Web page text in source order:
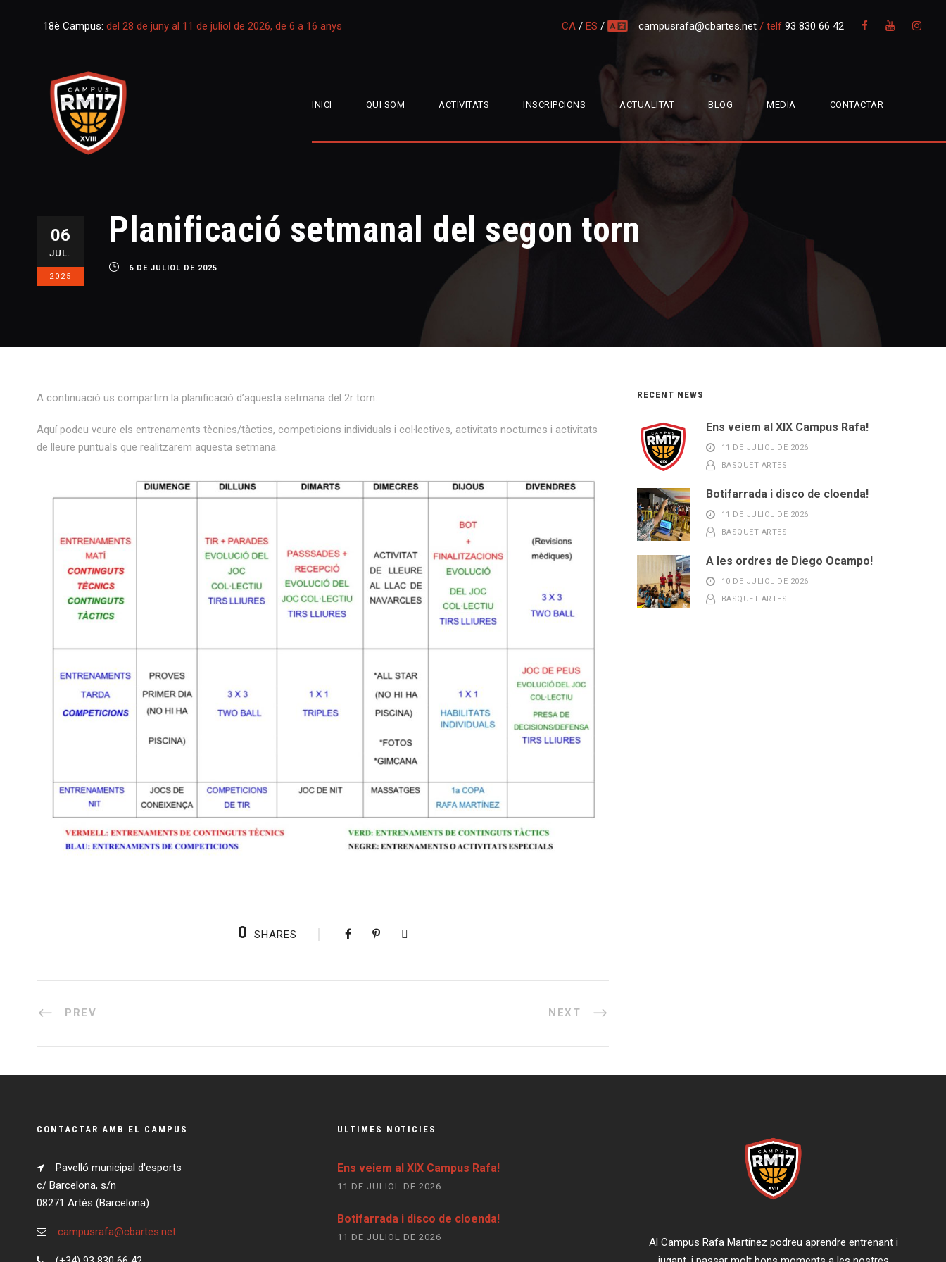
18è Campus: del 28 de juny al 11 de juliol de 2026, de 6 a 16 anys CA / ES / multi campusrafa@cbartes.net / telf 93 830 66 42
INICI QUI SOM ACTIVITATS INSCRIPCIONS ACTUALITAT BLOG MEDIA CONTACTAR
06
JUL.
2025
Planificació setmanal del segon torn
6 DE JULIOL DE 2025
A continuació us compartim la planificació d’aquesta setmana del 2r torn.
Aquí podeu veure els entrenaments tècnics/tàctics, competicions individuals i col·lectives, activitats nocturnes i activitats
de lleure puntuals que realitzarem aquesta setmana.
0 SHARES
PREV NEXT
RECENT NEWS
Ens veiem al XIX Campus Rafa!
11 DE JULIOL DE 2026
BASQUET ARTES
Botifarrada i disco de cloenda!
11 DE JULIOL DE 2026
BASQUET ARTES
A les ordres de Diego Ocampo!
10 DE JULIOL DE 2026
BASQUET ARTES
CONTACTAR AMB EL CAMPUS
Pavelló municipal d'esports
c/ Barcelona, s/n
08271 Artés (Barcelona)
campusrafa@cbartes.net
ULTIMES NOTICIES
Ens veiem al XIX Campus Rafa!
11 DE JULIOL DE 2026
Botifarrada i disco de cloenda!
11 DE JULIOL DE 2026
Al Campus Rafa Martínez podreu aprendre entrenant i